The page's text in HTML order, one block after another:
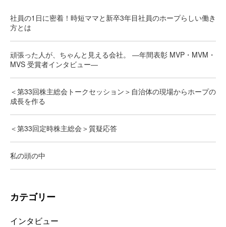
社員の1日に密着！時短ママと新卒3年目社員のホープらしい働き
方とは
頑張った人が、ちゃんと見える会社。 ―年間表彰 MVP・MVM・
MVS 受賞者インタビュー―
＜第33回株主総会トークセッション＞自治体の現場からホープの
成長を作る
＜第33回定時株主総会＞質疑応答
私の頭の中
カテゴリー
インタビュー